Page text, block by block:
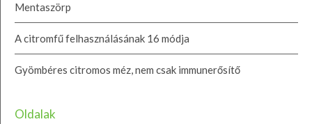
Mentaszörp
A citromfű felhasználásának 16 módja
Gyömbéres citromos méz, nem csak immunerősítő
Oldalak